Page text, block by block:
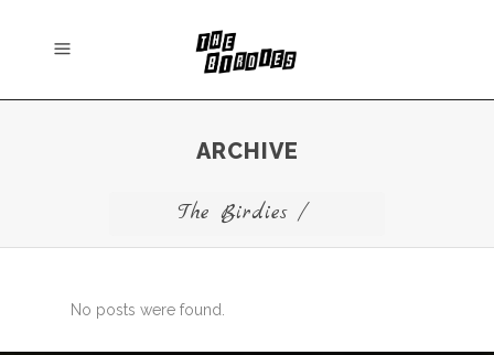
ARCHIVE
The Birdies/
No posts were found.